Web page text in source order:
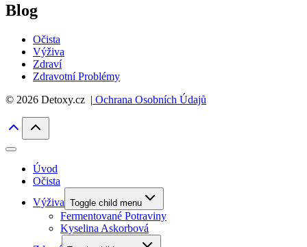
Blog
Očista
Výživa
Zdraví
Zdravotní Problémy
© 2026 Detoxy.cz | Ochrana Osobních Údajů
Úvod
Očista
Výživa Toggle child menu
Fermentované Potraviny
Kyselina Askorbová